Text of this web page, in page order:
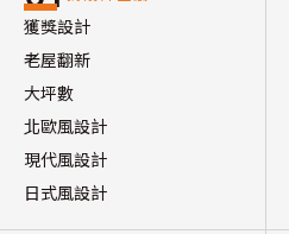
獲獎設計
老屋翻新
大坪數
北歐風設計
現代風設計
日式風設計